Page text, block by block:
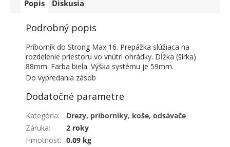
Popis Diskusia
Podrobný popis
Príborník do Strong Max 16. Prepážka slúžiaca na
rozdelenie priestoru vo vnútri ohrádky. Dĺžka (šírka)
88mm. Farba biela. Výška systému je 59mm.
Do vypredania zásob
Dodatočné parametre
Kategória:
Drezy, príborníky, koše, odsávače
Záruka:
2 roky
Hmotnosť: 0.09 kg